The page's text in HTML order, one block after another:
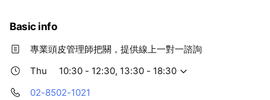
Basic info
專業頭皮管理師把關，提供線上一對一諮詢
Thu
10:30 - 12:30, 13:30 - 18:30
02-8502-1021